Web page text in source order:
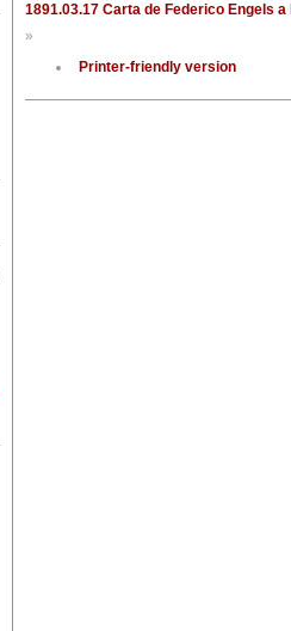
1891.03.17 Carta de Federico Engels
»
Printer-friendly version